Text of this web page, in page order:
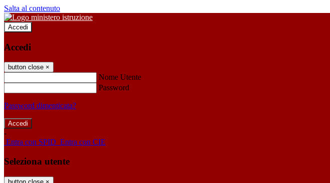
Salta al contenuto
Accedi
Accedi
button close ×
Nome Utente
Password
Password dimenticata?
-
Entra con SPID Entra con CIE
Seleziona utente